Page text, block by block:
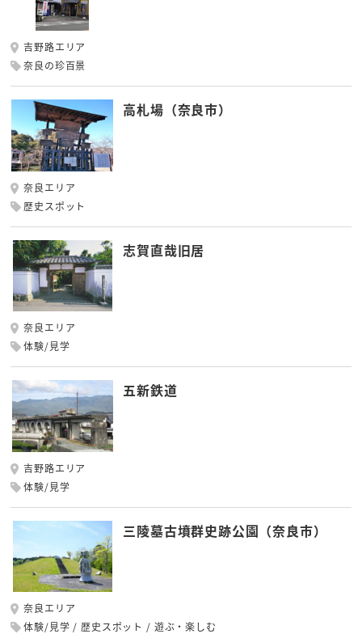
吉野路エリア
奈良の珍百景
高札場（奈良市）
奈良エリア
歴史スポット
志賀直哉旧居
奈良エリア
体験/見学
五新鉄道
吉野路エリア
体験/見学
三陵墓古墳群史跡公園（奈良市）
奈良エリア
体験/見学
歴史スポット 遊ぶ・楽しむ